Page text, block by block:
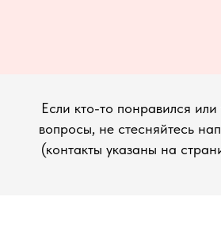
Если кто-то понравился или
вопросы, не стесняйтесь
(контакты указаны на